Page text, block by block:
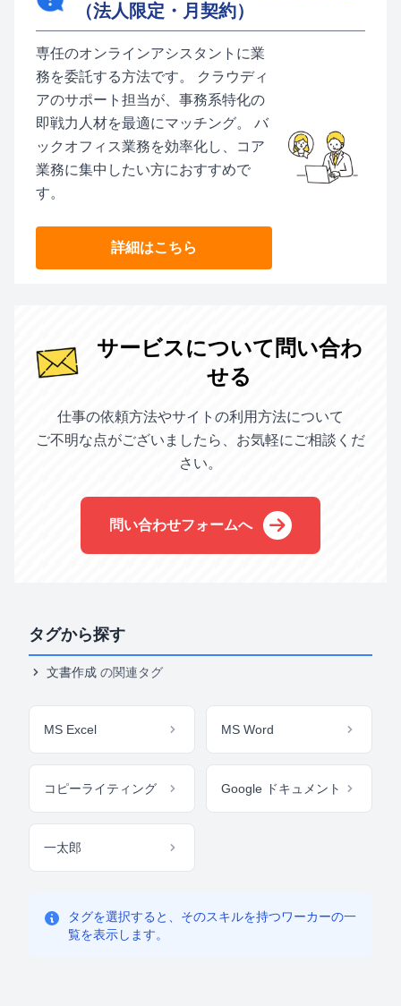
（法人限定・月契約）
専任のオンラインアシスタントに業
務を委託する方法です。 クラウディ
アのサポート担当が、事務系特化の
即戦力人材を最適にマッチング。 バ
ックオフィス業務を効率化し、コア
業務に集中したい方におすすめで
す。
詳細はこちら
サービスについて問い合わ
せる
仕事の依頼方法やサイトの利用方法について
ご不明な点がございましたら、お気軽にご相談くだ
さい。
問い合わせフォームへ
タグから探す
文書作成 の関連タグ
MS Excel MS Word
コピーライティング Google ドキュメント
一太郎
タグを選択すると、そのスキルを持つワーカーの一
覧を表示します。